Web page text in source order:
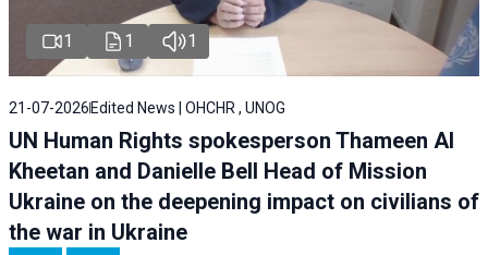
1 1 1
21-07-2026 Edited News | OHCHR , UNOG
UN Human Rights spokesperson Thameen Al
Kheetan and Danielle Bell Head of Mission
Ukraine on the deepening impact on civilians of
the war in Ukraine